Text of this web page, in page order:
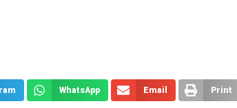
WhatsApp Email Print